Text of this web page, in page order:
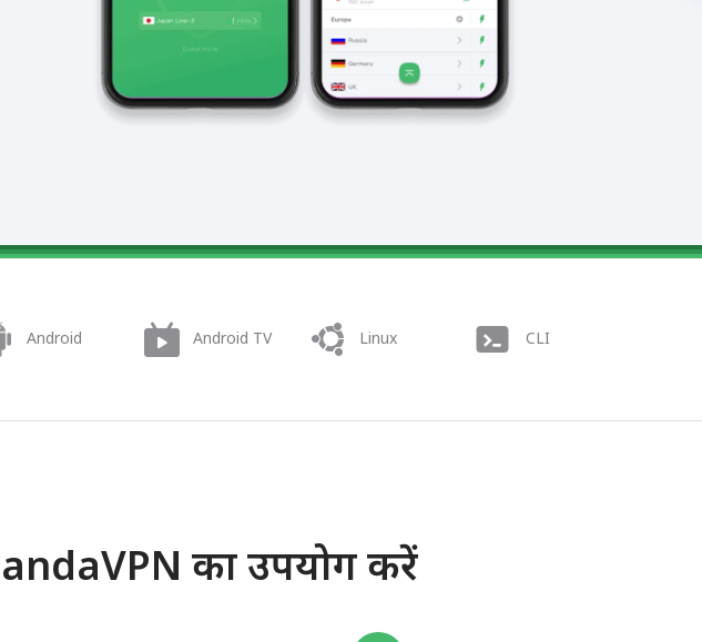
Android Android TV Linux CLI
का उपयोग करें